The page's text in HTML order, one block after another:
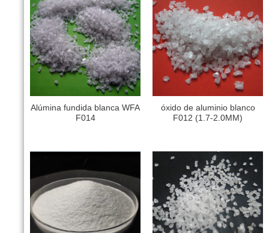
Alúmina fundida blanca WFA
F014
óxido de aluminio blanco
F012 (1.7-2.0MM)